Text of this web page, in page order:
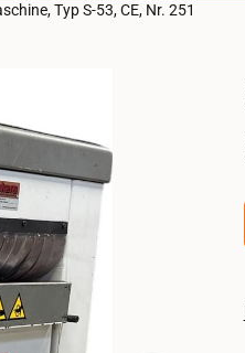
Typ S-53, CE, Nr. 251